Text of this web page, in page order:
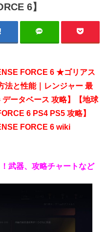
6】
FORCE 6 ★ゴリアス
と性能｜レンジャー 最
データベース攻略】【地球
6 PS4 PS5 攻略】
FORCE 6 wiki
武器、攻略チャートなど